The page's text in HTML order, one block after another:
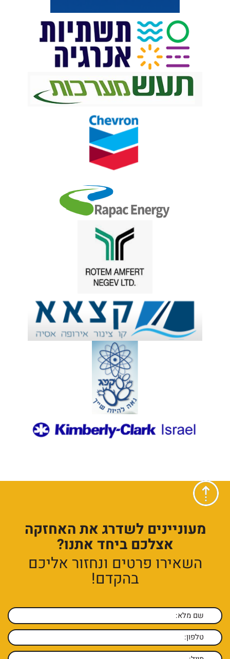
מעוניינים לשדרג את האחזקה
אצלכם ביחד אתנו?
השאירו פרטים ונחזור אליכם
בהקדם!